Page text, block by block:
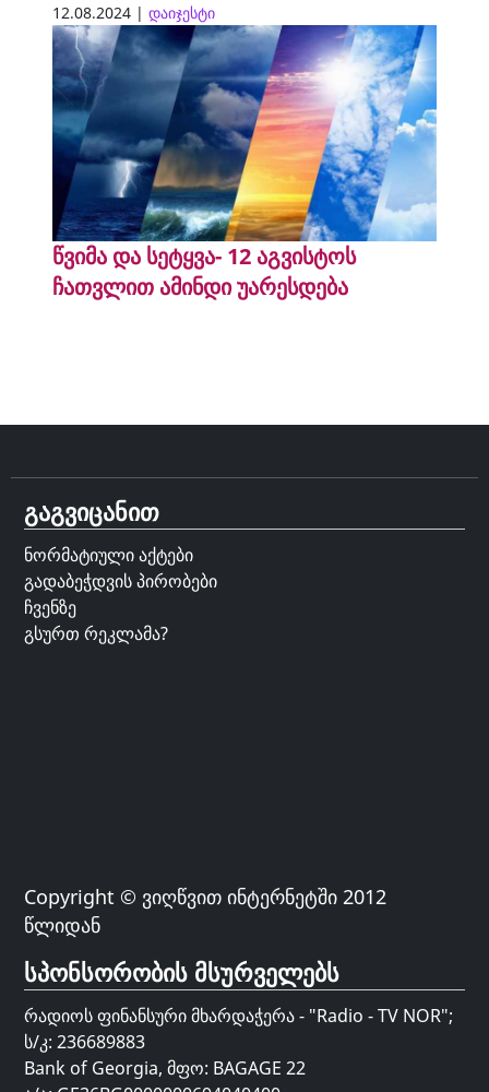
12.08.2024 | დაიჯესტი
წვიმა და სეტყვა- 12 აგვისტოს
ჩათვლით ამინდი უარესდება
გაგვიცანით
ნორმატიული აქტები
გადაბეჭდვის პირობები
ჩვენზე
გსურთ რეკლამა?
Copyright © ვიღწვით ინტერნეტში 2012
წლიდან
სპონსორობის მსურველებს
რადიოს ფინანსური მხარდაჭერა - "Radio - TV NOR";
ს/კ: 236689883
Bank of Georgia, მფო: BAGAGE 22